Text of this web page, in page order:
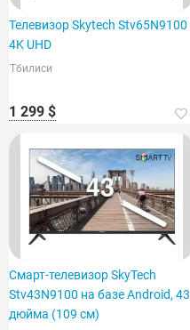
Телевизор Skytech Stv65N9100
4K UHD
Тбилиси
1 299 $
Смарт-телевизор SkyTech
Stv43N9100 на базе Android, 43
дюйма (109 см)